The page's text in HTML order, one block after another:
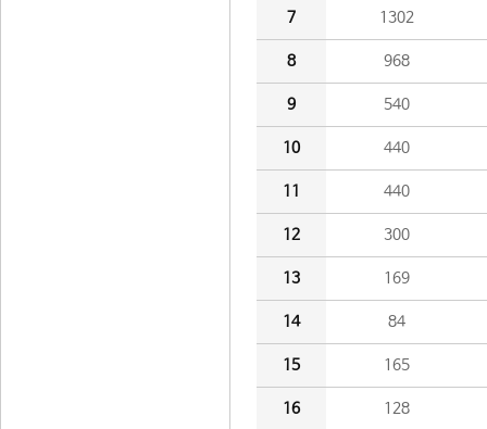
7 1302
8 968
9 540
10 440
11 440
12 300
13 169
14 84
15 165
16 128